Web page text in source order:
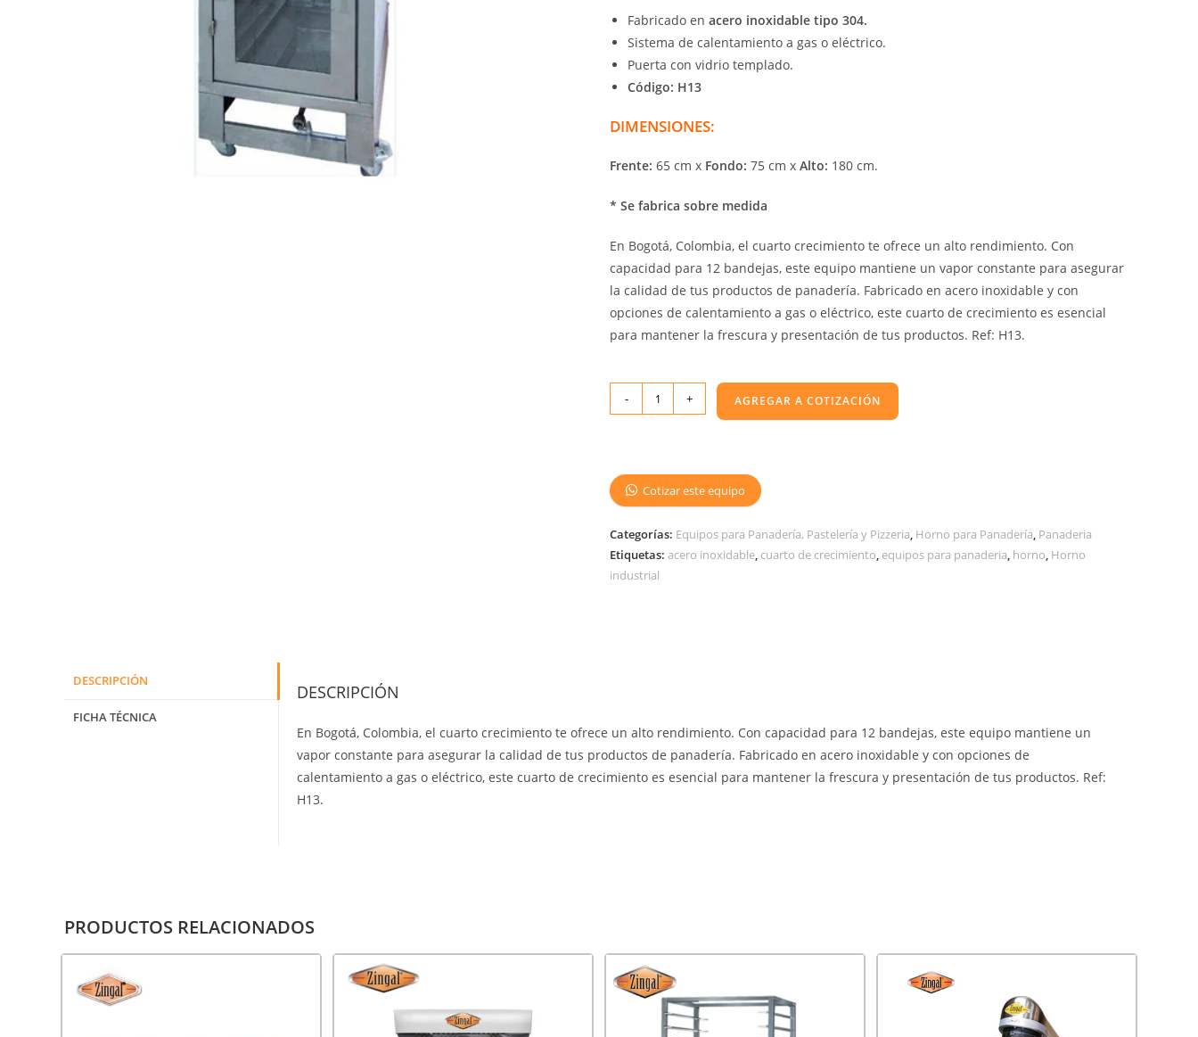
Fabricado en acero inoxidable tipo 304.
Sistema de calentamiento a gas o eléctrico.
Puerta con vidrio templado.
Código: H13
DIMENSIONES:
Frente: 65 cm x Fondo: 75 cm x Alto: 180 cm.
* Se fabrica sobre medida
En Bogotá, Colombia, el cuarto crecimiento te ofrece un alto rendimiento. Con
capacidad para 12 bandejas, este equipo mantiene un vapor constante para asegurar
la calidad de tus productos de panadería. Fabricado en acero inoxidable y con
opciones de calentamiento a gas o eléctrico, este cuarto de crecimiento es esencial
para mantener la frescura y presentación de tus productos. Ref: H13.
- + AGREGAR A COTIZACIÓN
Cotizar este equipo
Categorías: Equipos para Panadería, Pastelería y Pizzeria, Horno para Panadería, Panaderia
Etiquetas: acero inoxidable, cuarto de crecimiento, equipos para panaderia, horno, Horno
industrial
DESCRIPCIÓN
FICHA TÉCNICA
DESCRIPCIÓN
En Bogotá, Colombia, el cuarto crecimiento te ofrece un alto rendimiento. Con capacidad para 12 bandejas, este equipo mantiene un
vapor constante para asegurar la calidad de tus productos de panadería. Fabricado en acero inoxidable y con opciones de
calentamiento a gas o eléctrico, este cuarto de crecimiento es esencial para mantener la frescura y presentación de tus productos. Ref:
H13.
PRODUCTOS RELACIONADOS